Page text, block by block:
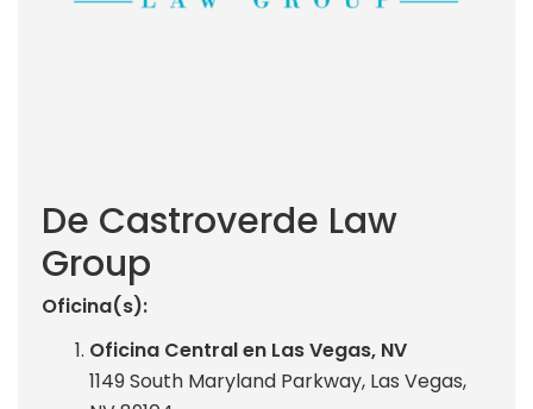
De Castroverde Law
Group
Oficina(s):
Oficina Central en Las Vegas, NV
1149 South Maryland Parkway, Las Vegas,